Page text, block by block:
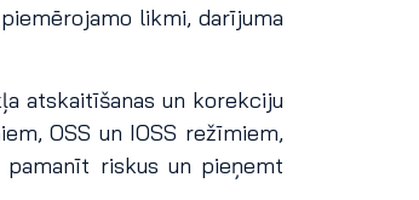
likmi, darījuma
atskaitīšanas un korekciju
OSS un IOSS režīmiem,
pamanīt riskus un pieņemt